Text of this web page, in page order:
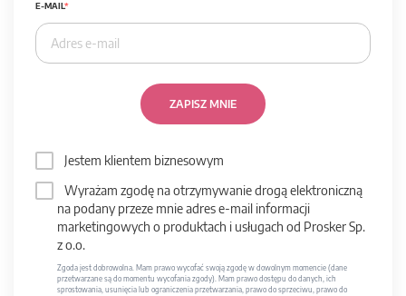
E-MAIL
ZAPISZ MNIE
Jestem klientem biznesowym
Wyrażam zgodę na otrzymywanie drogą elektroniczną
na podany przeze mnie adres e-mail informacji
marketingowych o produktach i usługach od Prosker Sp.
z o.o.
Zgoda jest dobrowolna. Mam prawo wycofać swoją zgodę w dowolnym momencie (dane
przetwarzane są do momentu wycofania zgody). Mam prawo dostępu do danych, ich
sprostowania, usunięcia lub ograniczenia przetwarzania, prawo do sprzeciwu, prawo do